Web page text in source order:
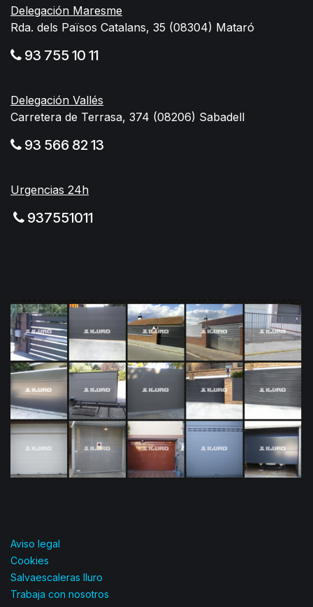
Delegación Maresme
Rda. dels Països Catalans, 35 (08304) Mataró
93 755 10 11
Delegación Vallés
Carretera de Terrasa, 374 (08206) Sabadell
93 566 82 13
Urgencias 24h
937551011
Aviso legal
Cookies
Salvaescaleras Iluro
Trabaja con nosotros